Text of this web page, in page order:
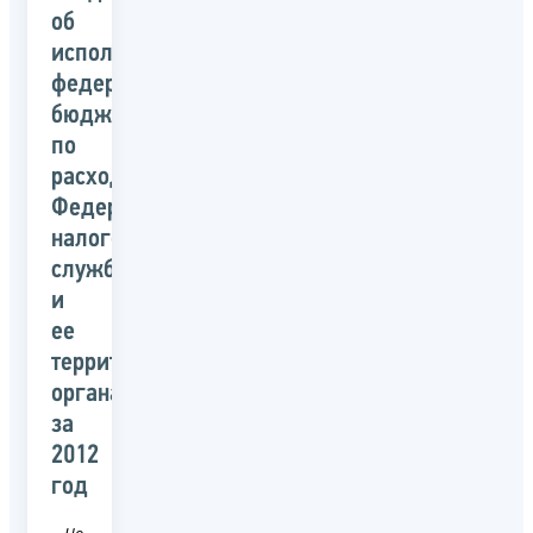
об
исполнении
федерального
бюджета
по
расходам
Федеральной
налоговой
службой
и
ее
территориальными
органами
за
2012
год